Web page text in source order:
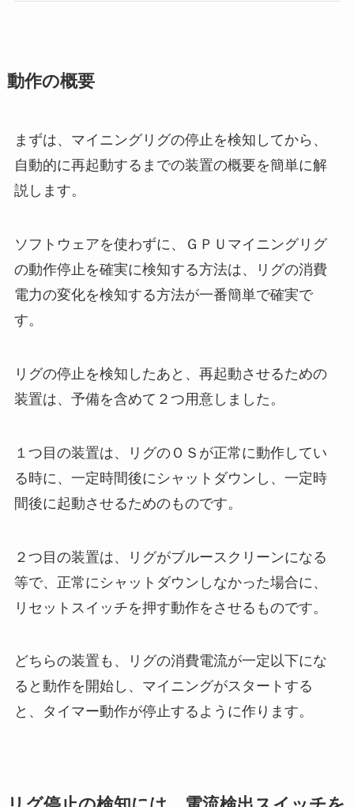
動作の概要
まずは、マイニングリグの停止を検知してから、
自動的に再起動するまでの装置の概要を簡単に解
説します。
ソフトウェアを使わずに、ＧＰＵマイニングリグ
の動作停止を確実に検知する方法は、リグの消費
電力の変化を検知する方法が一番簡単で確実で
す。
リグの停止を検知したあと、再起動させるための
装置は、予備を含めて２つ用意しました。
１つ目の装置は、リグのＯＳが正常に動作してい
る時に、一定時間後にシャットダウンし、一定時
間後に起動させるためのものです。
２つ目の装置は、リグがブルースクリーンになる
等で、正常にシャットダウンしなかった場合に、
リセットスイッチを押す動作をさせるものです。
どちらの装置も、リグの消費電流が一定以下にな
ると動作を開始し、マイニングがスタートする
と、タイマー動作が停止するように作ります。